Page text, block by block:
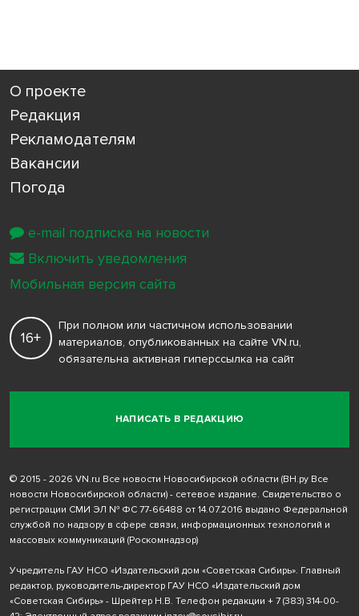
О проекте
Редакция
Рекламодателям
Вакансии
Погода
НАПИСАТЬ В РЕДАКЦИЮ
16+
При полном или частичном использовании
материалов, опубликованных на сайте VN.ru,
обязательна активная гиперссылка на сайт
© 2015 - 2026 VN.ru Все новости Новосибирской области (ВН.ру Все
новости Новосибирской области) - сетевое издание. Свидетельство о
регистрации СМИ ЭЛ № ФС 77-66488 от 14.07.2016 выдано Федеральной
службой по надзору в сфере связи, информационных технологий и
массовых коммуникаций (Роскомнадзор)
Учредитель ГАУ НСО «Издательский дом «Советская Сибирь». Главный
редактор, руководитель-директор ГАУ НСО «Издательский дом
«Советская Сибирь» - Шрейтер Н.В. Телефон редакции + 7 (383) 314-00-
e-mail подписка на новости
Включить уведомления
Мобильная версия сайта